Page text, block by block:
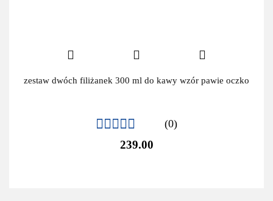
zestaw dwóch filiżanek 300 ml do kawy wzór pawie oczko
(0)
239.00